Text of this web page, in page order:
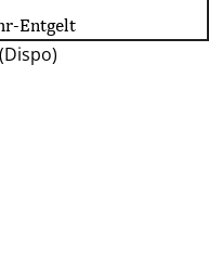
Entgelt